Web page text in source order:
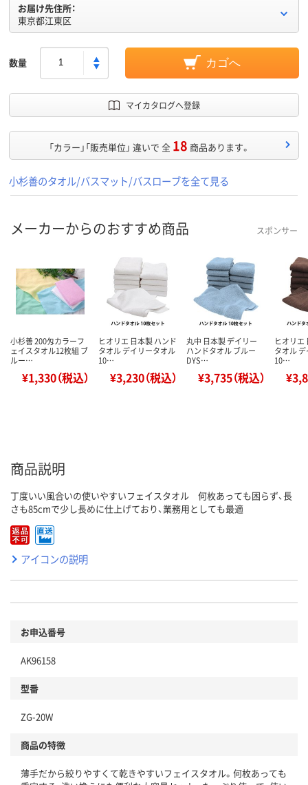
お届け先住所：
東京都江東区
数量 カゴへ
マイカタログへ登録
「カラー」「販売単位」 違いで 全 18 商品あります。
小杉善のタオル/バスマット/バスローブを全て見る
メーカーからのおすすめ商品 スポンサー
小杉善 200匁カラーフ
ェイスタオル12枚組 ブ
ルー…
¥1,330（税込）
ヒオリエ 日本製 ハンド
タオル デイリータオル
10…
¥3,230（税込）
丸中 日本製 デイリー
ハンドタオル ブルー
DYS…
¥3,735（税込）
ヒオリエ
タオル
10…
商品説明
丁度いい風合いの使いやすいフェイスタオル 何枚あっても困らず、長
さも85cmで少し長めに仕上げており、業務用としても最適
アイコンの説明
お申込番号
AK96158
型番
ZG-20W
商品の特徴
薄手だから絞りやすくて乾きやすいフェイスタオル。何枚あっても